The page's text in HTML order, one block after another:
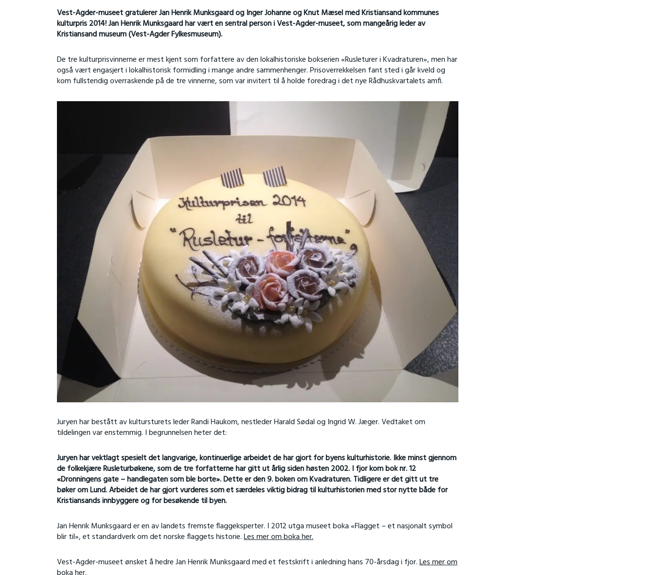
Vest-Agder-museet gratulerer Jan Henrik Munksgaard og Inger Johanne og Knut Mæsel med Kristiansand kommunes
kulturpris 2014! Jan Henrik Munksgaard har vært en sentral person i Vest-Agder-museet, som mangeårig leder av
Kristiansand museum (Vest-Agder Fylkesmuseum).
De tre kulturprisvinnerne er mest kjent som forfattere av den lokalhistoriske bokserien «Rusleturer i Kvadraturen», men har
også vært engasjert i lokalhistorisk formidling i mange andre sammenhenger. Prisoverrekkelsen fant sted i går kveld og
kom fullstendig overraskende på de tre vinnerne, som var invitert til å holde foredrag i det nye Rådhuskvartalets amfi.
Juryen har bestått av kultursturets leder Randi Haukom, nestleder Harald Sødal og Ingrid W. Jæger. Vedtaket om
tildelingen var enstemmig. I begrunnelsen heter det:
Juryen har vektlagt spesielt det langvarige, kontinuerlige arbeidet de har gjort for byens kulturhistorie. Ikke minst gjennom
de folkekjære Rusleturbøkene, som de tre forfatterne har gitt ut årlig siden høsten 2002. I fjor kom bok nr. 12
«Dronningens gate – handlegaten som ble borte». Dette er den 9. boken om Kvadraturen. Tidligere er det gitt ut tre
bøker om Lund. Arbeidet de har gjort vurderes som et særdeles viktig bidrag til kulturhistorien med stor nytte både for
Kristiansands innbyggere og for besøkende til byen.
Jan Henrik Munksgaard er en av landets fremste flaggeksperter. I 2012 utga museet boka «Flagget – et nasjonalt symbol
blir til», et standardverk om det norske flaggets historie.Les mer om boka her.
Vest-Agder-museet ønsket å hedre Jan Henrik Munksgaard med et festskrift i anledning hans 70-årsdag i fjor.Les mer om